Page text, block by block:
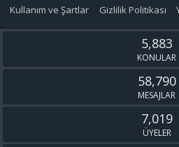
Kullanım ve Şartlar
Gizlilik Politikası
5,883
KONULAR
58,790
MESAJLAR
7,019
ÜYELER